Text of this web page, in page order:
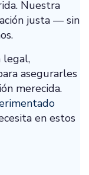
Nuestra
justa — sin
legal,
asegurarles
merecida.
en estos